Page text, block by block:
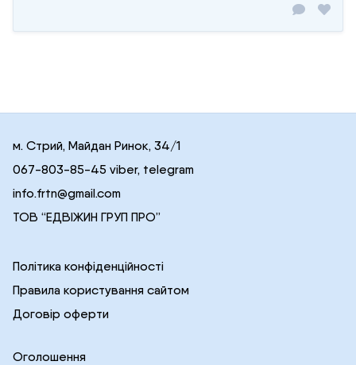
м. Стрий, Майдан Ринок, 34/1
067-803-85-45 viber, telegram
info.frtn@gmail.com
ТОВ “ЕДВІЖИН ГРУП ПРО”
Політика конфіденційності
Правила користування сайтом
Договір оферти
Оголошення